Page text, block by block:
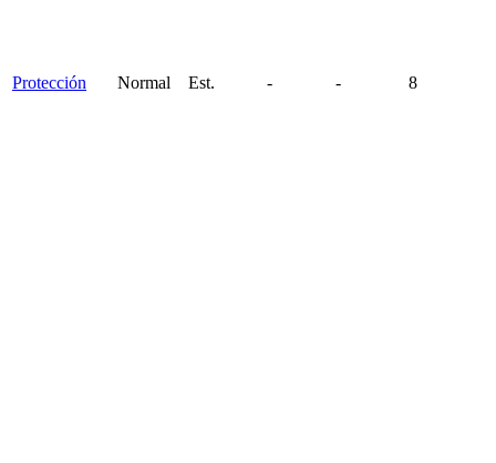
Protección Normal Est. - - 8